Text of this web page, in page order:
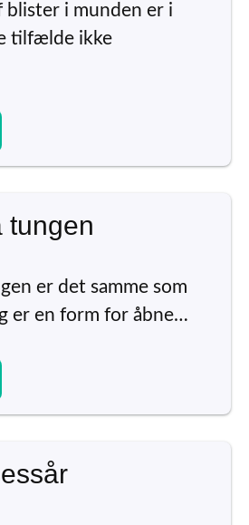
blister i munden er i
tilfælde ikke
tungen
er det samme som
er en form for åbne…